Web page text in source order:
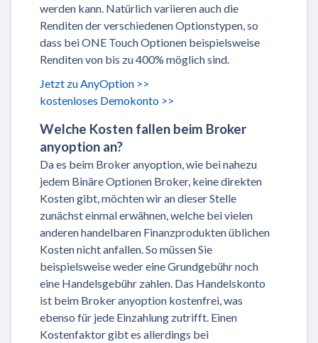
werden kann. Natürlich variieren auch die
Renditen der verschiedenen Optionstypen, so
dass bei ONE Touch Optionen beispielsweise
Renditen von bis zu 400% möglich sind.
Jetzt zu AnyOption >>
kostenloses Demokonto >>
Welche Kosten fallen beim Broker
anyoption an?
Da es beim Broker anyoption, wie bei nahezu
jedem Binäre Optionen Broker, keine direkten
Kosten gibt, möchten wir an dieser Stelle
zunächst einmal erwähnen, welche bei vielen
anderen handelbaren Finanzprodukten üblichen
Kosten nicht anfallen. So müssen Sie
beispielsweise weder eine Grundgebühr noch
eine Handelsgebühr zahlen. Das Handelskonto
ist beim Broker anyoption kostenfrei, was
ebenso für jede Einzahlung zutrifft. Einen
Kostenfaktor gibt es allerdings bei